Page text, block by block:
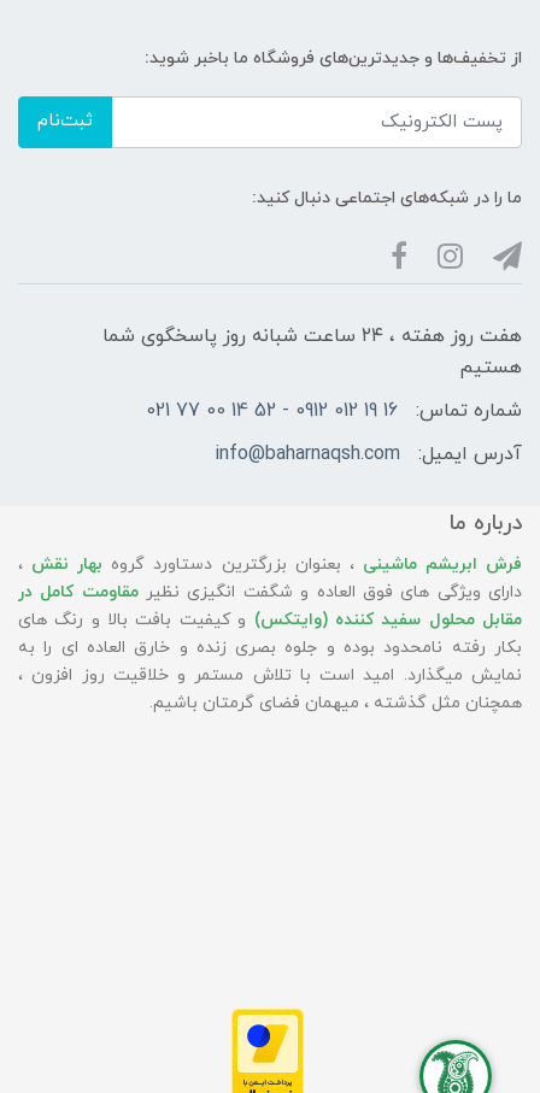
از تخفیف‌ها و جدیدترین‌های فروشگاه ما باخبر شوید:
ثبت‌نام
ما را در شبکه‌های اجتماعی دنبال کنید:
هفت روز هفته ، ۲۴ ساعت شبانه‌ روز پاسخگوی شما
هستیم
شماره تماس:
16 19 012 0912 - 52 14 00 77 021
آدرس ایمیل:
info@baharnaqsh.com
درباره ما
فرش ابریشم ماشینی ، بعنوان بزرگترین دستاورد گروه بهار نقش ،
دارای ویژگی های فوق العاده و شگفت انگیزی نظیرمقاومت کامل در
مقابل محلول سفید کننده (وایتکس) و کیفیت بافت بالا و رنگ های
بکار رفته نامحدود بوده و جلوه بصری زنده و خارق العاده ای را به
نمایش میگذارد. امید است با تلاش مستمر و خلاقیت روز افزون ،
همچنان مثل گذشته ، میهمان فضای گرمتان باشیم.